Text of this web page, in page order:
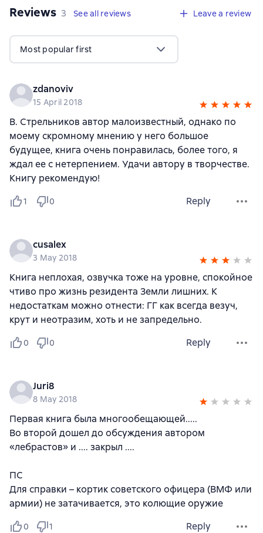
Reviews 3 reviews
3 See all reviews Leave a review
Most popular first
zdanoviv
15 April 2018
В. Стрельников автор малоизвестный, однако по
моему скромному мнению у него большое
будущее, книга очень понравилась, более того, я
ждал ее с нетерпением. Удачи автору в творчестве.
Книгу рекомендую!
1 0 Reply
cusalex
3 May 2018
Книга неплохая, озвучка тоже на уровне, спокойное
чтиво про жизнь резидента Земли лишних. К
недостаткам можно отнести: ГГ как всегда везуч,
крут и неотразим, хоть и не запредельно.
0 0 Reply
Juri8
8 May 2018
Первая книга была многообещающей.....
Во второй дошел до обсуждения автором
«лебрастов» и .... закрыл ....
ПС
Для справки – кортик советского офицера (ВМФ или
армии) не затачивается, это колющие оружие
0 1 Reply